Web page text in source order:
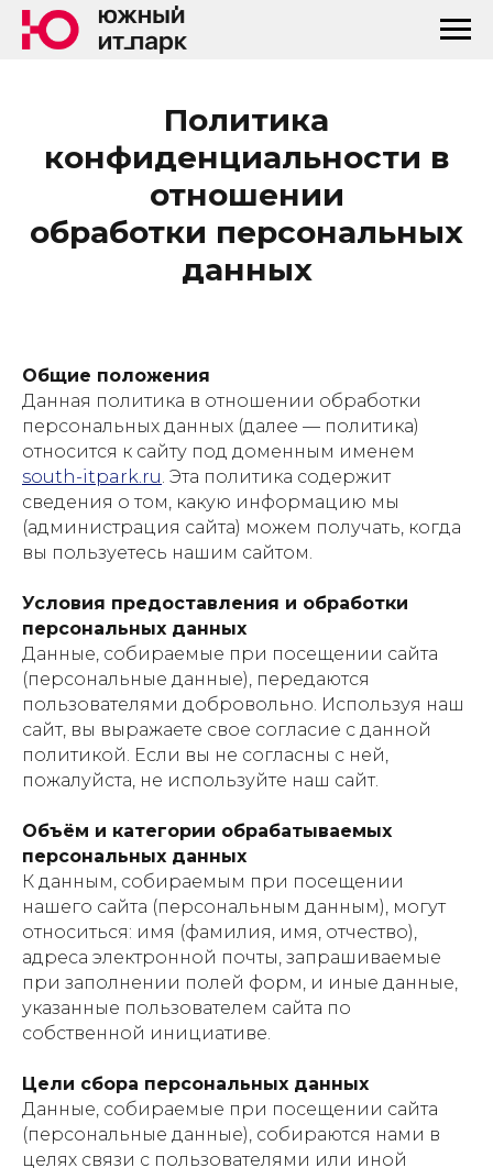
Политика
конфиденциальности в
отношении
обработки персональных
данных
Общие положения
Данная политика в отношении обработки
персональных данных (далее — политика)
относится к сайту под доменным именем
south-itpark.ru. Эта политика содержит
сведения о том, какую информацию мы
(администрация сайта) можем получать, когда
вы пользуетесь нашим сайтом.
Условия предоставления и обработки
персональных данных
Данные, собираемые при посещении сайта
(персональные данные), передаются
пользователями добровольно. Используя наш
сайт, вы выражаете свое согласие с данной
политикой. Если вы не согласны с ней,
пожалуйста, не используйте наш сайт.
Объём и категории обрабатываемых
персональных данных
К данным, собираемым при посещении
нашего сайта (персональным данным), могут
относиться: имя (фамилия, имя, отчество),
адреса электронной почты, запрашиваемые
при заполнении полей форм, и иные данные,
указанные пользователем сайта по
собственной инициативе.
Цели сбора персональных данных
Данные, собираемые при посещении сайта
(персональные данные), собираются нами в
целях связи с пользователями или иной